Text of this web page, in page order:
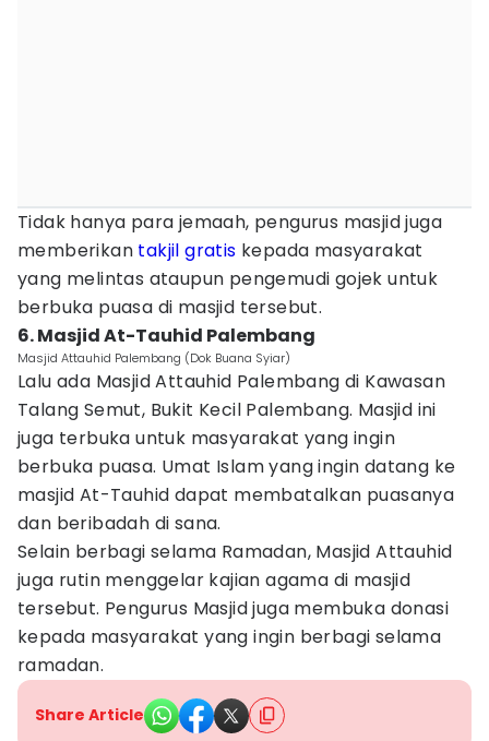
Tidak hanya para jemaah, pengurus masjid juga
memberikan takjil gratis kepada masyarakat
yang melintas ataupun pengemudi gojek untuk
berbuka puasa di masjid tersebut.
6. Masjid At-Tauhid Palembang
Masjid Attauhid Palembang (Dok Buana Syiar)
Lalu ada Masjid Attauhid Palembang di Kawasan
Talang Semut, Bukit Kecil Palembang. Masjid ini
juga terbuka untuk masyarakat yang ingin
berbuka puasa. Umat Islam yang ingin datang ke
masjid At-Tauhid dapat membatalkan puasanya
dan beribadah di sana.
Selain berbagi selama Ramadan, Masjid Attauhid
juga rutin menggelar kajian agama di masjid
tersebut. Pengurus Masjid juga membuka donasi
kepada masyarakat yang ingin berbagi selama
ramadan.
Share Article